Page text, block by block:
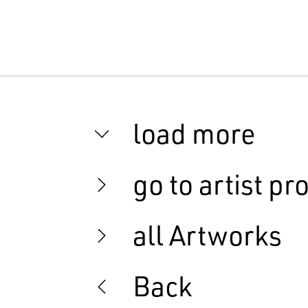
load more
go to artist
all Artworks
Back